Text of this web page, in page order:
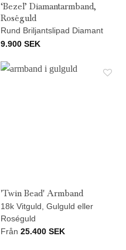
‘Bezel’ Diamantarmband,
Roséguld
Rund Briljantslipad Diamant
9.900 SEK
'Twin Bead' Armband
18k Vitguld, Gulguld eller
Roséguld
Från 25.400 SEK